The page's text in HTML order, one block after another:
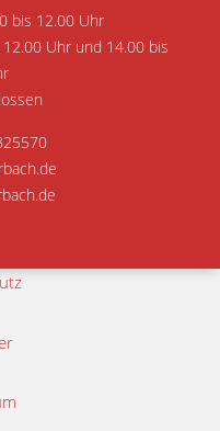
bis 12.00 Uhr
Uhr und 14.00 bis